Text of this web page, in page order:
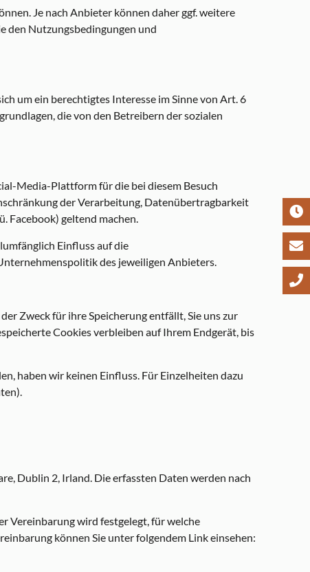
Je nach Anbieter können daher ggf. weitere
den Nutzungsbedingungen und
um ein berechtigtes Interesse im Sinne von Art. 6
die von den Betreibern der sozialen
Media-Plattform für die bei diesem Besuch
der Verarbeitung, Datenübertragbarkeit
Facebook) geltend machen.
Einfluss auf die
des jeweiligen Anbieters.
Zweck für ihre Speicherung entfällt, Sie uns zur
Cookies verbleiben auf Ihrem Endgerät, bis
haben wir keinen Einfluss. Für Einzelheiten dazu
Dublin 2, Irland. Die erfassten Daten werden nach
Vereinbarung wird festgelegt, für welche
können Sie unter folgendem Link einsehen: